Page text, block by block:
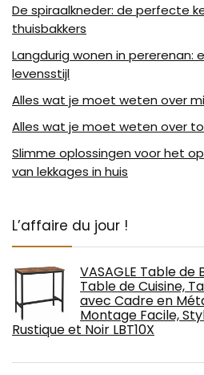
De spiraalkneder: de perfecte
thuisbakkers
Langdurig wonen in pererenan:
levensstijl
Alles wat je moet weten over
Alles wat je moet weten over
Slimme oplossingen voor het
van lekkages in huis
L’affaire du jour !
VASAGLE Table de
Table de Cuisine,
avec Cadre en
Montage Facile,
Rustique et Noir LBT10X